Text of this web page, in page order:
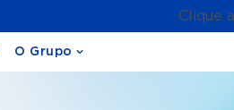
Clique
O Grupo